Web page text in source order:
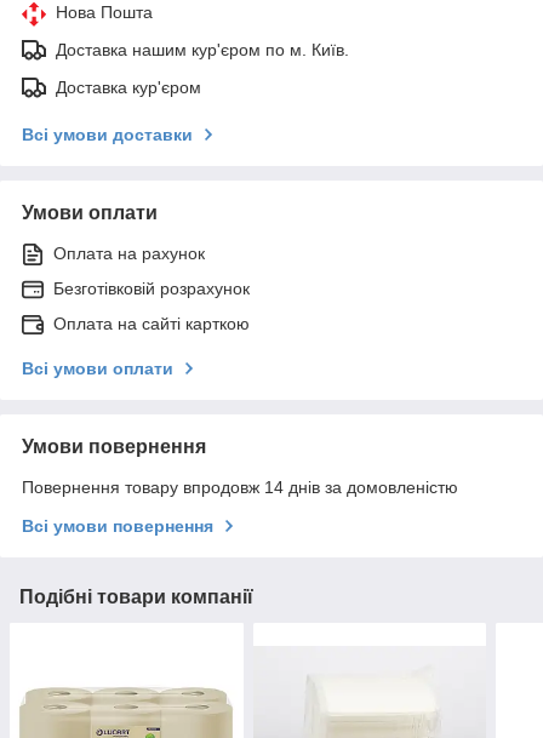
Нова Пошта
Доставка нашим кур'єром по м. Київ.
Доставка кур'єром
Всі умови доставки
Умови оплати
Оплата на рахунок
Безготівковій розрахунок
Оплата на сайті карткою
Всі умови оплати
Умови повернення
Повернення товару впродовж 14 днів за домовленістю
Всі умови повернення
Подібні товари компанії